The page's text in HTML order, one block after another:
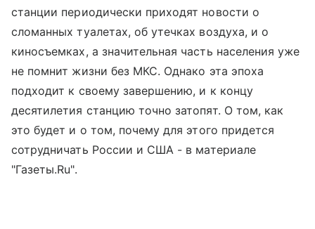
станции периодически приходят новости о
сломанных туалетах, об утечках воздуха, и о
киносъемках, а значительная часть населения уже
не помнит жизни без МКС. Однако эта эпоха
подходит к своему завершению, и к концу
десятилетия станцию точно затопят. О том, как
это будет и о том, почему для этого придется
сотрудничать России и США - в материале
"Газеты.Ru".